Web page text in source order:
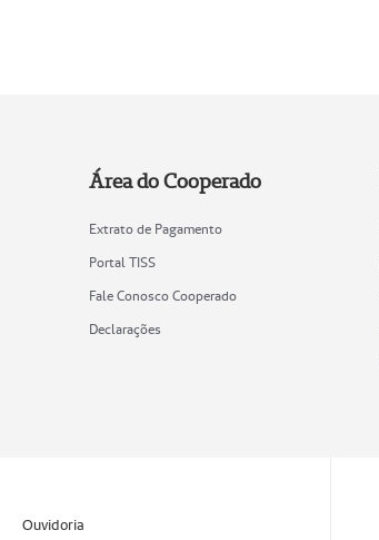
Área do Cooperado
Extrato de Pagamento
Portal TISS
Fale Conosco Cooperado
Declarações
Ouvidoria